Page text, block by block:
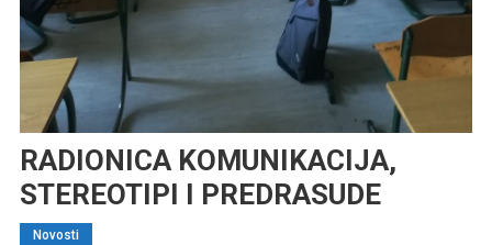
RADIONICA KOMUNIKACIJA,
STEREOTIPI I PREDRASUDE
Novosti